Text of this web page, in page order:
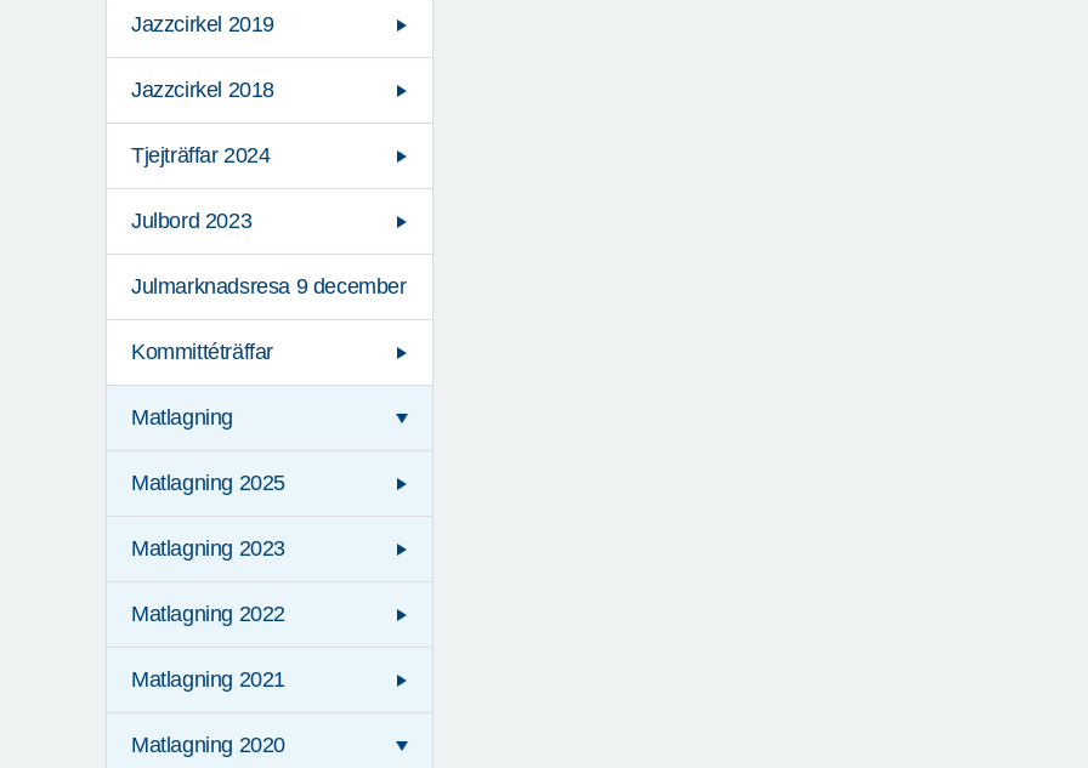
Jazzcirkel 2019
Jazzcirkel 2018
Tjejträffar 2024
Julbord 2023
Julmarknadsresa 9 december
Kommittéträffar
Matlagning
Matlagning 2025
Matlagning 2023
Matlagning 2022
Matlagning 2021
Matlagning 2020